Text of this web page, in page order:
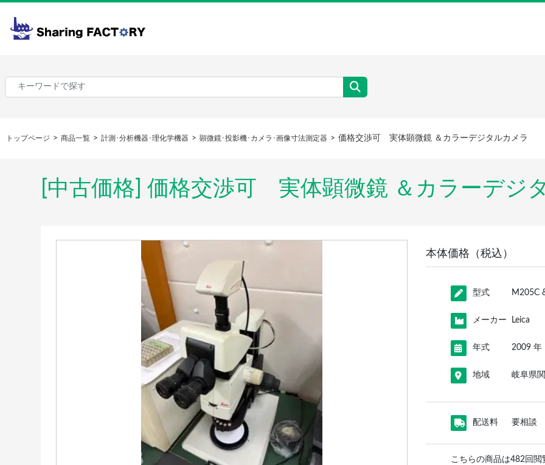
トップページ 商品一覧 計測･分析機器･理化学機器 顕微鏡･投影機･カメラ･画像寸法測定器 価格交渉可 実体顕微鏡 ＆カラーデジタルカメラ
[中古価格] 価格交渉可 実体顕微鏡 ＆カラーデ
本体価格（税込）
型式 M205C
メーカー Leica
年式 2009 年
地域 岐阜県
配送料 要相談
こちらの商品は482回